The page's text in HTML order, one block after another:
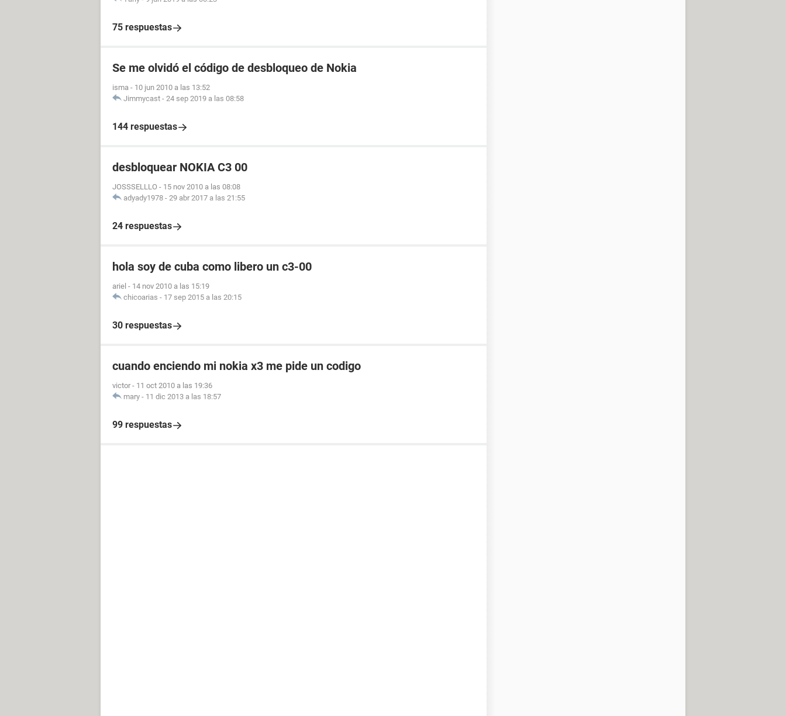
75 respuestas
Se me olvidó el código de desbloqueo de Nokia
isma - 10 jun 2010 a las 13:52
Jimmycast - 24 sep 2019 a las 08:58
144 respuestas
desbloquear NOKIA C3 00
JOSSSELLLO - 15 nov 2010 a las 08:08
adyady1978 - 29 abr 2017 a las 21:55
24 respuestas
hola soy de cuba como libero un c3-00
ariel - 14 nov 2010 a las 15:19
chicoarias - 17 sep 2015 a las 20:15
30 respuestas
cuando enciendo mi nokia x3 me pide un codigo
victor - 11 oct 2010 a las 19:36
mary - 11 dic 2013 a las 18:57
99 respuestas